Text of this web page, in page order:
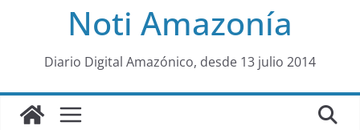
al
Noti Amazonía
Diario Digital Amazónico, desde 13 julio 2014